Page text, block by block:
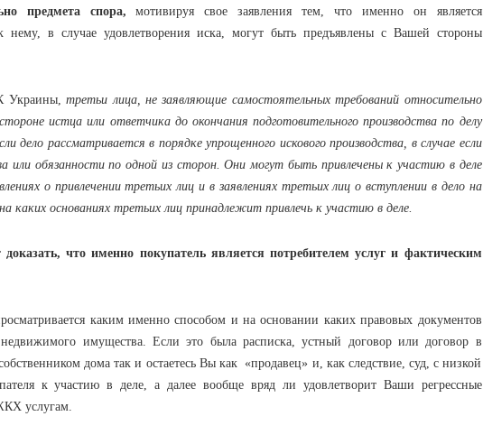
предмета спора, мотивируя свое заявления тем, что именно он является
нему, в случае удовлетворения иска, могут быть предъявлены с Вашей стороны
третьи лица, не заявляющие самостоятельных требований относительно
истца или ответчика до окончания подготовительного производства по делу
дело рассматривается в порядке упрощенного искового производства, в случае если
или обязанности по одной из сторон. Они могут быть привлечены к участию в деле
о привлечении третьих лиц и в заявлениях третьих лиц о вступлении в дело на
каких основаниях третьих лиц принадлежит привлечь к участию в деле.
доказать, что именно покупатель является потребителем услуг и фактическим
каким именно способом и на основании каких правовых документов
имущества. Если это была расписка, устный договор или договор в
дома так и остаетесь Вы как «продавец» и, как следствие, суд, с низкой
к участию в деле, а далее вообще вряд ли удовлетворит Ваши регрессные
услугам.